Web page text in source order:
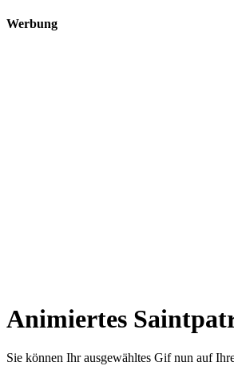
Werbung
Animiertes
Sie können Ihr ausgewähltes Gif nun auf